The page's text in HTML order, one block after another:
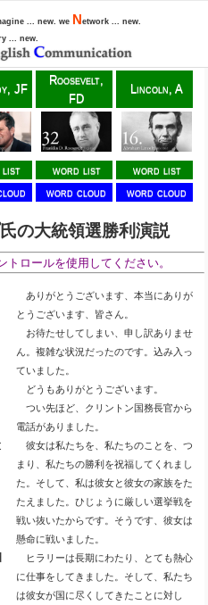
... new. we Network ... new.
... new.
JF
Roosevelt,
FD
Lincoln, A
list word list
word list
word cloud word cloud
の大統領選勝利演説
ロールを使用してください。
ありがとうございます、本当にありが
とうございます、皆さん。
お待たせしてしまい、申し訳ありませ
ん。複雑な状況だったのです。込み入っ
ていました。
どうもありがとうございます。
つい先ほど、クリントン国務長官から
電話がありました。
彼女は私たちを、私たちのことを、つ
まり、私たちの勝利を祝福してくれまし
た。そして、私は彼女と彼女の家族をた
たえました。ひじょうに厳しい選挙戦を
戦い抜いたからです。そうです、彼女は
懸命に戦いました。
ヒラリーは長期にわたり、とても熱心
に仕事をしてきました。そして、私たち
は彼女が国に尽くしてきたことに対し